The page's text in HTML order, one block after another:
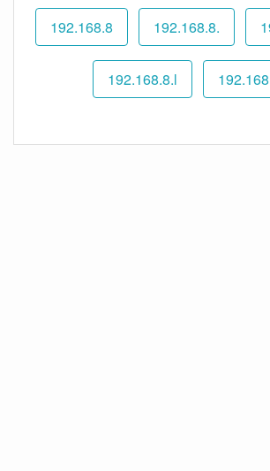
192.168.8 192.168.8.
192.168.8.l